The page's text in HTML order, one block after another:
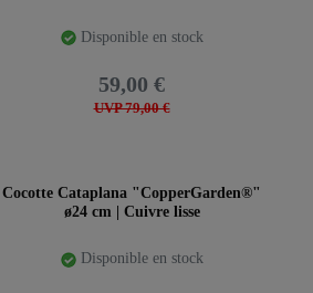
Disponible en stock
UVP 79,00 €
59,00 €
Cocotte Cataplana "CopperGarden®"
ø24 cm | Cuivre lisse
Disponible en stock